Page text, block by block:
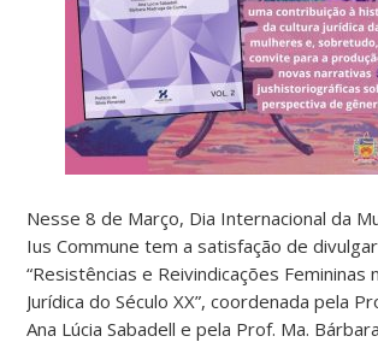
Nesse 8 de Março, Dia Internacional da
Ius Commune tem a satisfação de
“Resistências e Reivindicações Femininas
Jurídica do Século XX”, coordenada pela
Ana Lúcia Sabadell e pela Prof. Ma.